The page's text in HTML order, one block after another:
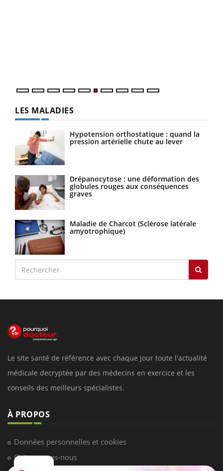
LES MALADIES
Hypotension orthostatique : quand la
pression artérielle chute au lever
Drépanocytose : une déformation des
globules rouges aux conséquences
graves
Maladie de Charcot (Sclérose latérale
amyotrophique)
Le site santé de référence avec chaque jour toute l'actualité
médicale decryptée par des médecins en exercice et les
conseils des meilleurs spécialistes.
À PROPOS
Données personnelles et cookies
Qui sommes-nous